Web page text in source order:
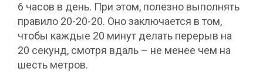
6 часов в день. При этом, полезно выполнять
правило 20-20-20. Оно заключается в том,
чтобы каждые 20 минут делать перерыв на
20 секунд, смотря вдаль – не менее чем на
шесть метров.